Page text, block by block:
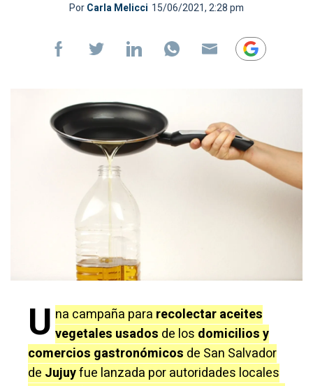
PorCarla Melicci 15/06/2021, 2:28 pm
U na campaña para recolectar aceites
vegetales usados de los domicilios y
comercios gastronómicos de San Salvador
de Jujuyfue lanzada por autoridades locales